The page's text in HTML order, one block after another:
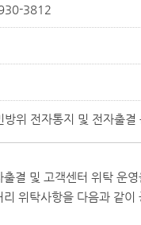
3812
위 전자통지 및 전자출
결 및 고객센터 위탁 운
위탁사항을 다음과 같이